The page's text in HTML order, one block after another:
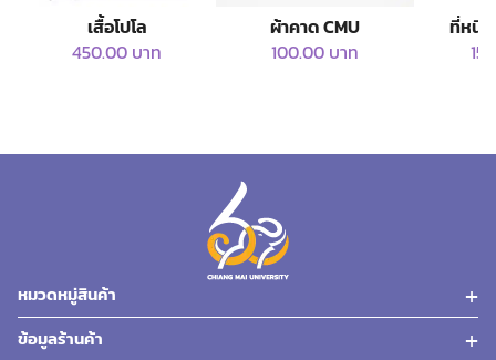
เสื้อโปโล
450.00 บาท
ผ้าคาด CMU
100.00 บาท
ที่หนีบ
หมวดหมู่สินค้า
ข้อมูลร้านค้า